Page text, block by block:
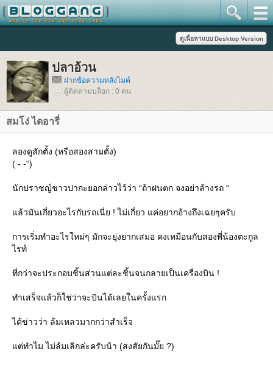
ปลาอ้วน
ฝากข้อความหลังไมค์
ผู้ติดตามบล็อก : 0 คน
สมโง่ ไดอารี่
ลองดูสักตั้ง (หรือสองสามตั้ง)
( - -“)
นักปราชญ์ชาวปากะยอกล่าวไว้ว่า “ถ้าฝนตก จงอย่าล้างรถ “
ล้วมันเกี่ยวอะไรกับรถเนี่ย ! ไม่เกี่ยว แค่อยากอ้างถึงเฉยๆครับ
การเริ่มทำอะไรใหม่ๆ มักจะยุ่งยากเสมอ คงเหมือนกับสองพี่น้องตะกูล
ไรท์
ที่กว่าจะประกอบชิ้นส่วนแต่ละชิ้นจนกลายเป็นเครื่องบิน !
ทำเสร็จแล้วก็ใช่ว่าจะบินได้เลยในครั้งแรก
ได้ข่าวว่า ล้มเหลวมากกว่าสำเร็จ
ต่ทำไม ไม่ล้มเลิกล่ะครับน้า (สงสัยกันมั๊ย ?)